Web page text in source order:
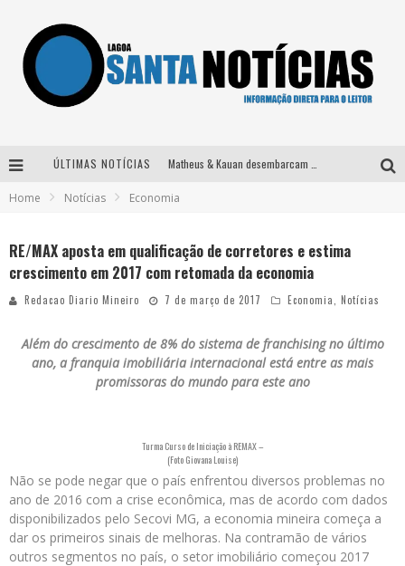
ÚLTIMAS NOTÍCIAS
Após sair da KondZilla, DJ Danny Albuquerque inicia nova fase
Home Notícias Economia
RE/MAX aposta em qualificação de corretores e estima
crescimento em 2017 com retomada da economia
Redacao Diario Mineiro 7 de março de 2017 Economia Notícias
Além do crescimento de 8% do sistema de franchising no último
ano, a franquia imobiliária internacional está entre as mais
promissoras do mundo para este ano
Turma Curso de Iniciação à REMAX –
(Foto Giovana Louise)
Não se pode negar que o país enfrentou diversos problemas no
ano de 2016 com a crise econômica, mas de acordo com dados
disponibilizados pelo Secovi MG, a economia mineira começa a
dar os primeiros sinais de melhoras. Na contramão de vários
outros segmentos no país, o setor imobiliário começou 2017